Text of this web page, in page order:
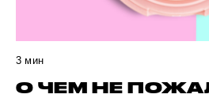
3 мин
О ЧЕМ НЕ